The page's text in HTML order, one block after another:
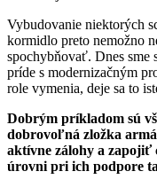
Vybudovanie niektorých
kormidlo preto nemožno
spochybňovať. Dnes sme
príde s modernizačným
role vymenia, deje sa to
Dobrým príkladom sú
dobrovoľná zložka
aktívne zálohy a zapojiť
úrovni pri ich podpore